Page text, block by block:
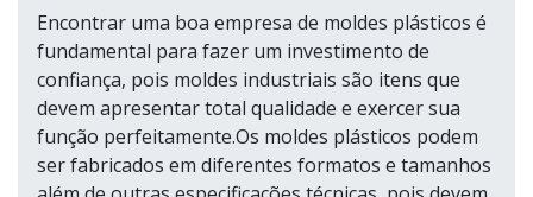
Encontrar uma boa empresa de moldes plásticos é
fundamental para fazer um investimento de
confiança, pois moldes industriais são itens que
devem apresentar total qualidade e exercer sua
função perfeitamente.Os moldes plásticos podem
ser fabricados em diferentes formatos e tamanhos